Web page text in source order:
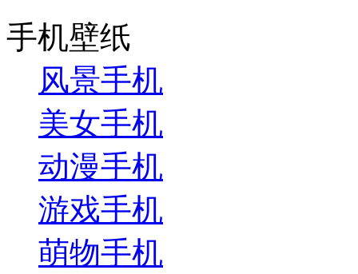
手机壁纸
风景手机
美女手机
动漫手机
游戏手机
萌物手机